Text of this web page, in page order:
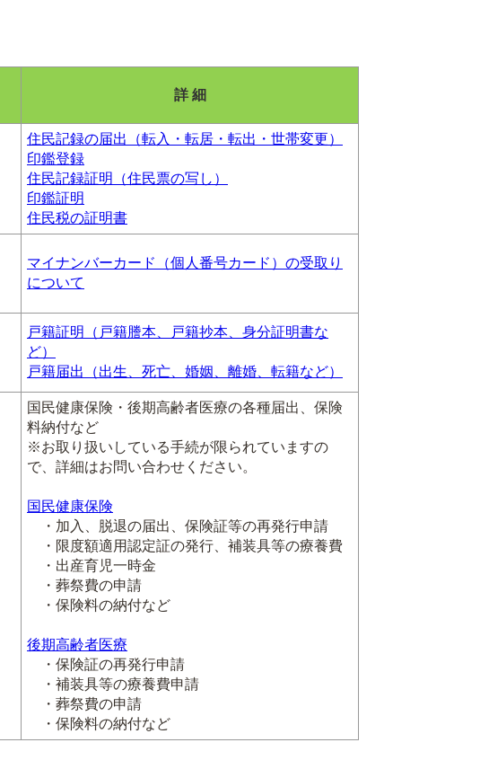
詳 細
住民記録の届出（転入・転居・転出・世帯変更）
印鑑登録
住民記録証明（住民票の写し）
印鑑証明
住民税の証明書
マイナンバーカード（個人番号カード）の受取り
について
戸籍証明（戸籍謄本、戸籍抄本、身分証明書な
ど）
戸籍届出（出生、死亡、婚姻、離婚、転籍など）
国民健康保険・後期高齢者医療の各種届出、保険
料納付など
※お取り扱いしている手続が限られていますの
で、詳細はお問い合わせください。
国民健康保険
・加入、脱退の届出、保険証等の再発行申請
・限度額適用認定証の発行、補装具等の療養費
・出産育児一時金
・葬祭費の申請
・保険料の納付など
後期高齢者医療
・保険証の再発行申請
・補装具等の療養費申請
・葬祭費の申請
・保険料の納付など